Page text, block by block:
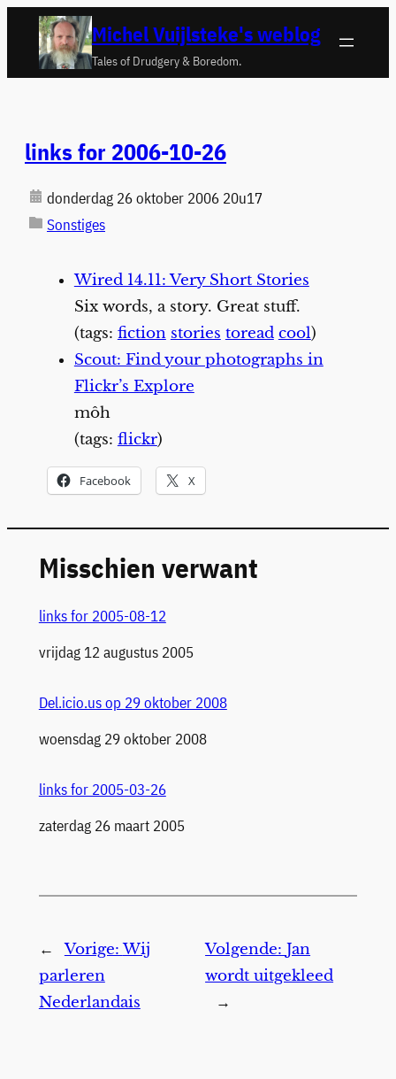
naar
Michel Vuijlsteke's weblog
Tales of Drudgery & Boredom.
links for 2006-10-26
donderdag 26 oktober 2006 20u17
Sonstiges
Wired 14.11: Very Short Stories
Six words, a story. Great stuff.
(tags: fiction stories toread cool)
Scout: Find your photographs in
Flickr’s Explore
môh
(tags: flickr)
Facebook X
Misschien verwant
links for 2005-08-12
Datum
vrijdag 12 augustus 2005
Del.icio.us op 29 oktober 2008
Datum
woensdag 29 oktober 2008
links for 2005-03-26
Datum
zaterdag 26 maart 2005
← Vorige:Wij
parleren
Nederlandais
Volgende:Jan
wordt uitgekleed
→